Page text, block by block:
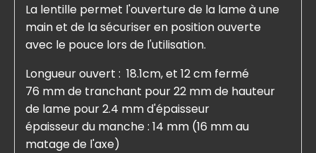
La lentille permet l'ouverture de la lame à une
main et de la sécuriser en position ouverte
avec le pouce lors de l'utilisation.
Longueur ouvert : 18.1cm, et 12 cm fermé
76 mm de tranchant pour 22 mm de hauteur
de lame pour 2.4 mm d'épaisseur
épaisseur du manche : 14 mm (16 mm au
matage de l'axe)